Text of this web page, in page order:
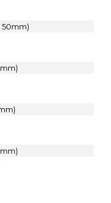
50mm)